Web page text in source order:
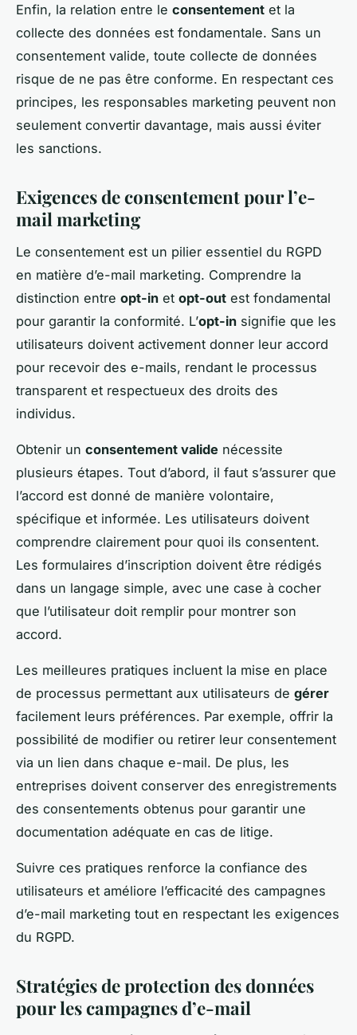
Enfin, la relation entre le consentement et la
collecte des données est fondamentale. Sans un
consentement valide, toute collecte de données
risque de ne pas être conforme. En respectant ces
principes, les responsables marketing peuvent non
seulement convertir davantage, mais aussi éviter
les sanctions.
Exigences de consentement pour l’e-
mail marketing
Le consentement est un pilier essentiel du RGPD
en matière d’e-mail marketing. Comprendre la
distinction entre opt-in et opt-out est fondamental
pour garantir la conformité. L’opt-in signifie que les
utilisateurs doivent activement donner leur accord
pour recevoir des e-mails, rendant le processus
transparent et respectueux des droits des
individus.
Obtenir un consentement valide nécessite
plusieurs étapes. Tout d’abord, il faut s’assurer que
l’accord est donné de manière volontaire,
spécifique et informée. Les utilisateurs doivent
comprendre clairement pour quoi ils consentent.
Les formulaires d’inscription doivent être rédigés
dans un langage simple, avec une case à cocher
que l’utilisateur doit remplir pour montrer son
accord.
Les meilleures pratiques incluent la mise en place
de processus permettant aux utilisateurs de gérer
facilement leurs préférences. Par exemple, offrir la
possibilité de modifier ou retirer leur consentement
via un lien dans chaque e-mail. De plus, les
entreprises doivent conserver des enregistrements
des consentements obtenus pour garantir une
documentation adéquate en cas de litige.
Suivre ces pratiques renforce la confiance des
utilisateurs et améliore l’efficacité des campagnes
d’e-mail marketing tout en respectant les exigences
du RGPD.
Stratégies de protection des données
pour les campagnes d’e-mail